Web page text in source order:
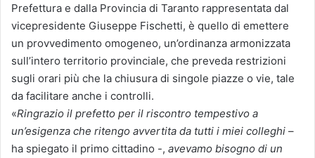
Prefettura e dalla Provincia di Taranto rappresentata dal
vicepresidente Giuseppe Fischetti, è quello di emettere
un provvedimento omogeneo, un’ordinanza armonizzata
sull’intero territorio provinciale, che preveda restrizioni
sugli orari più che la chiusura di singole piazze o vie, tale
da facilitare anche i controlli.
«Ringrazio il prefetto per il riscontro tempestivo a
un’esigenza che ritengo avvertita da tutti i miei colleghi –
ha spiegato il primo cittadino -, avevamo bisogno di un